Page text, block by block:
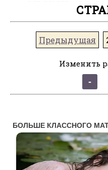
Предыдущая
Изменить